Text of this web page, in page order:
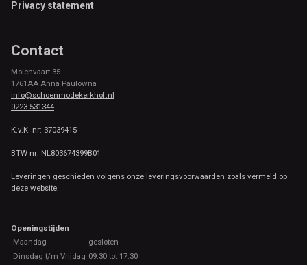
Privacy statement
Contact
Molenvaart 35
1761AA Anna Paulowna
info@schoenmodekerkhof.nl
0223-531344
K.v.K. nr: 37039415
BTW nr: NL803674399B01
Leveringen geschieden volgens onze leveringsvoorwaarden zoals vermeld op
deze website.
Openingstijden
Maandag
gesloten
Dinsdag t/m Vrijdag 09:30 tot 17.30